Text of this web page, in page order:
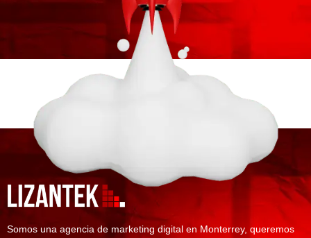
Somos una agencia de marketing digital en Monterrey, queremos